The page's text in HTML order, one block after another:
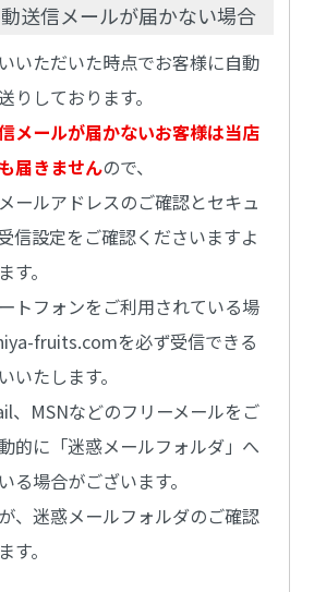
送信メールが届かない場合
いただいた時点でお客様に自動
りしております。
メールが届かないお客様は当店
届きませんので、
ールアドレスのご確認とセキュ
信設定をご確認くださいますよ
す。
トフォンをご利用されている場
fruits.comを必ず受信できる
いたします。
MSNなどのフリーメールをご
的に「迷惑メールフォルダ」へ
る場合がございます。
、迷惑メールフォルダのご確認
す。